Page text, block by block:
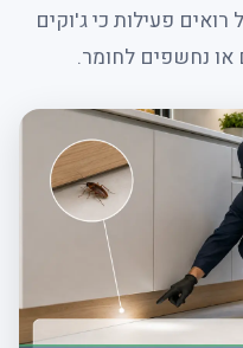
פעילות כי ג'וקים
או נחשפים לחומר.